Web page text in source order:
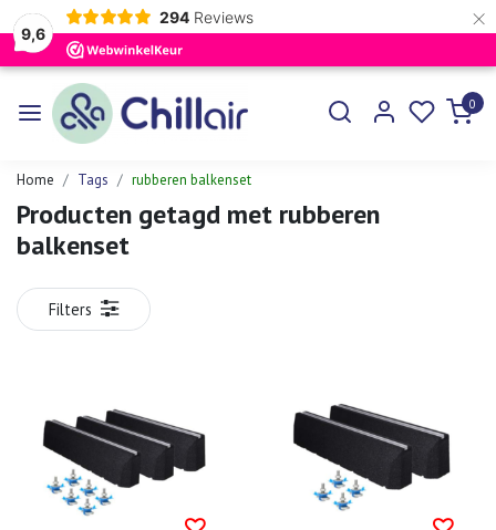
9,6
294 Reviews ×
0
Home Tags rubberen balkenset
Producten getagd met rubberen
balkenset
Filters